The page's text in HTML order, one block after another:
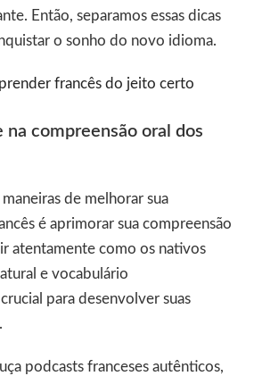
Então, separamos essas dicas
o sonho do novo idioma.
francês do jeito certo
na compreensão oral dos
de melhorar sua
é aprimorar sua compreensão
atentamente como os nativos
e vocabulário
para desenvolver suas
podcasts franceses autênticos,